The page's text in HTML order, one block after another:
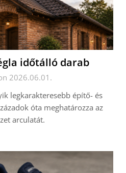
időtálló darab
2026.06.01.
legkarakteresebb építő- és
óta meghatározza az
arculatát.